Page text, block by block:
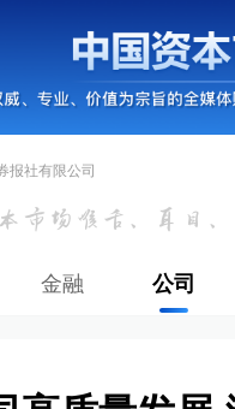
报社有限公司
金融 公司